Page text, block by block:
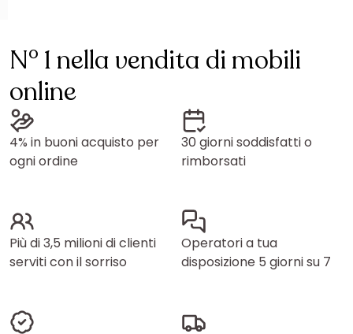
N° 1 nella vendita di mobili
online
4% in buoni acquisto per
ogni ordine
30 giorni soddisfatti o
rimborsati
Più di 3,5 milioni di clienti
serviti con il sorriso
Operatori a tua
disposizione 5 giorni su 7